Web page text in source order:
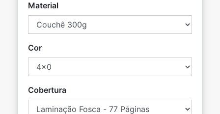
Material
Cor
Cobertura